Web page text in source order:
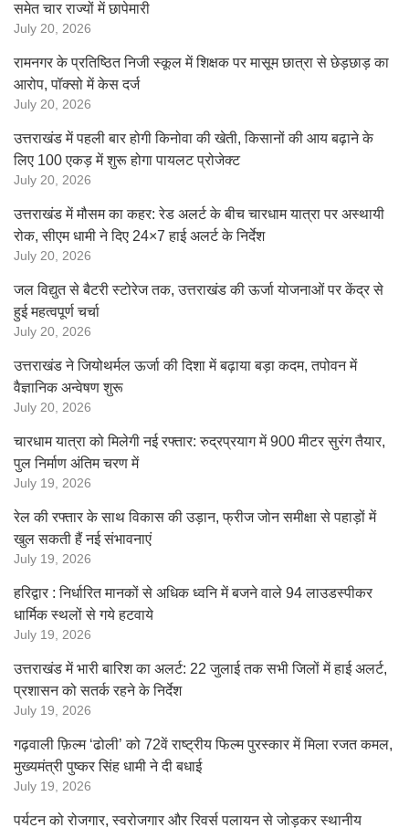
समेत चार राज्यों में छापेमारी
July 20, 2026
रामनगर के प्रतिष्ठित निजी स्कूल में शिक्षक पर मासूम छात्रा से छेड़छाड़ का
आरोप, पॉक्सो में केस दर्ज
July 20, 2026
उत्तराखंड में पहली बार होगी किनोवा की खेती, किसानों की आय बढ़ाने के
लिए 100 एकड़ में शुरू होगा पायलट प्रोजेक्ट
July 20, 2026
उत्तराखंड में मौसम का कहर: रेड अलर्ट के बीच चारधाम यात्रा पर अस्थायी
रोक, सीएम धामी ने दिए 24×7 हाई अलर्ट के निर्देश
July 20, 2026
जल विद्युत से बैटरी स्टोरेज तक, उत्तराखंड की ऊर्जा योजनाओं पर केंद्र से
हुई महत्वपूर्ण चर्चा
July 20, 2026
उत्तराखंड ने जियोथर्मल ऊर्जा की दिशा में बढ़ाया बड़ा कदम, तपोवन में
वैज्ञानिक अन्वेषण शुरू
July 20, 2026
चारधाम यात्रा को मिलेगी नई रफ्तार: रुद्रप्रयाग में 900 मीटर सुरंग तैयार,
पुल निर्माण अंतिम चरण में
July 19, 2026
रेल की रफ्तार के साथ विकास की उड़ान, फ्रीज जोन समीक्षा से पहाड़ों में
खुल सकती हैं नई संभावनाएं
July 19, 2026
हरिद्वार : निर्धारित मानकों से अधिक ध्वनि में बजने वाले 94 लाउडस्पीकर
धार्मिक स्थलों से गये हटवाये
July 19, 2026
उत्तराखंड में भारी बारिश का अलर्ट: 22 जुलाई तक सभी जिलों में हाई अलर्ट,
प्रशासन को सतर्क रहने के निर्देश
July 19, 2026
गढ़वाली फ़िल्म ‘ढोली’ को 72वें राष्ट्रीय फिल्म पुरस्कार में मिला रजत कमल,
मुख्यमंत्री पुष्कर सिंह धामी ने दी बधाई
July 19, 2026
पर्यटन को रोजगार, स्वरोजगार और रिवर्स पलायन से जोड़कर स्थानीय